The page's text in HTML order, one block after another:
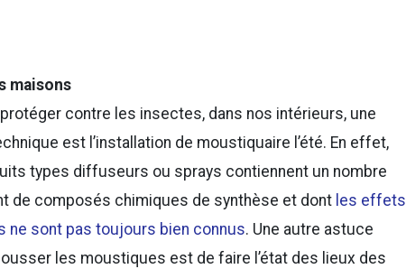
maisons
contre les insectes, dans nos intérieurs, une
est l’installation de moustiquaire l’été. En effet,
types diffuseurs ou sprays contiennent un nombre
de composés chimiques de synthèse et dont les effets
ne sont pas toujours bien connus. Une autre astuce
les moustiques est de faire l’état des lieux des